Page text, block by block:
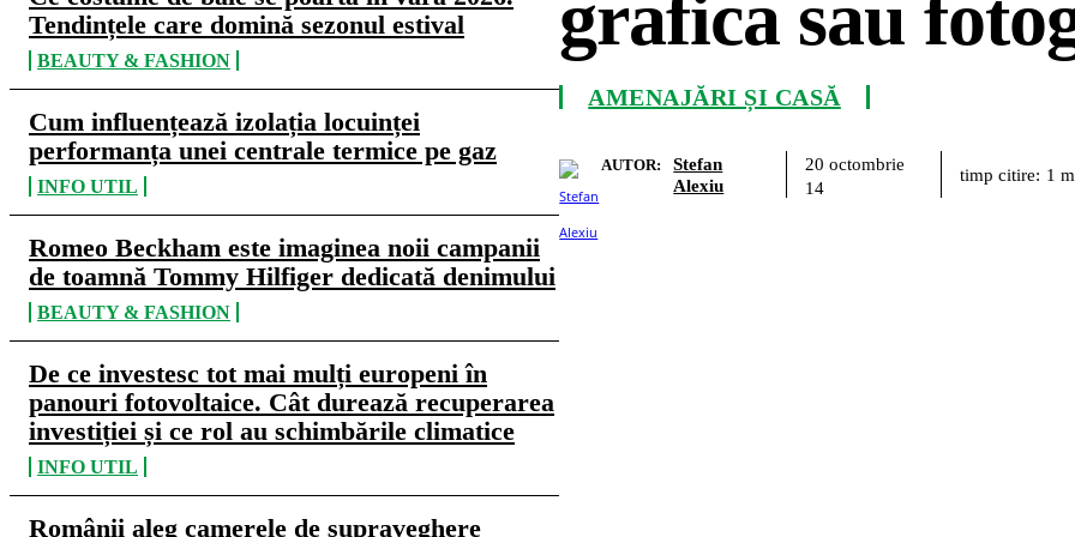
Tendințele care domină sezonul estival
BEAUTY & FASHION
Cum influențează izolația locuinței
performanța unei centrale termice pe gaz
INFO UTIL
Romeo Beckham este imaginea noii campanii
de toamnă Tommy Hilfiger dedicată denimului
BEAUTY & FASHION
De ce investesc tot mai mulți europeni în
panouri fotovoltaice. Cât durează recuperarea
investiției și ce rol au schimbările climatice
INFO UTIL
Românii aleg camerele de supraveghere
grafica sau
AMENAJĂRI ȘI CASĂ
AUTOR:
Stefan
Alexiu
20 octombrie
14
timp citire: 1